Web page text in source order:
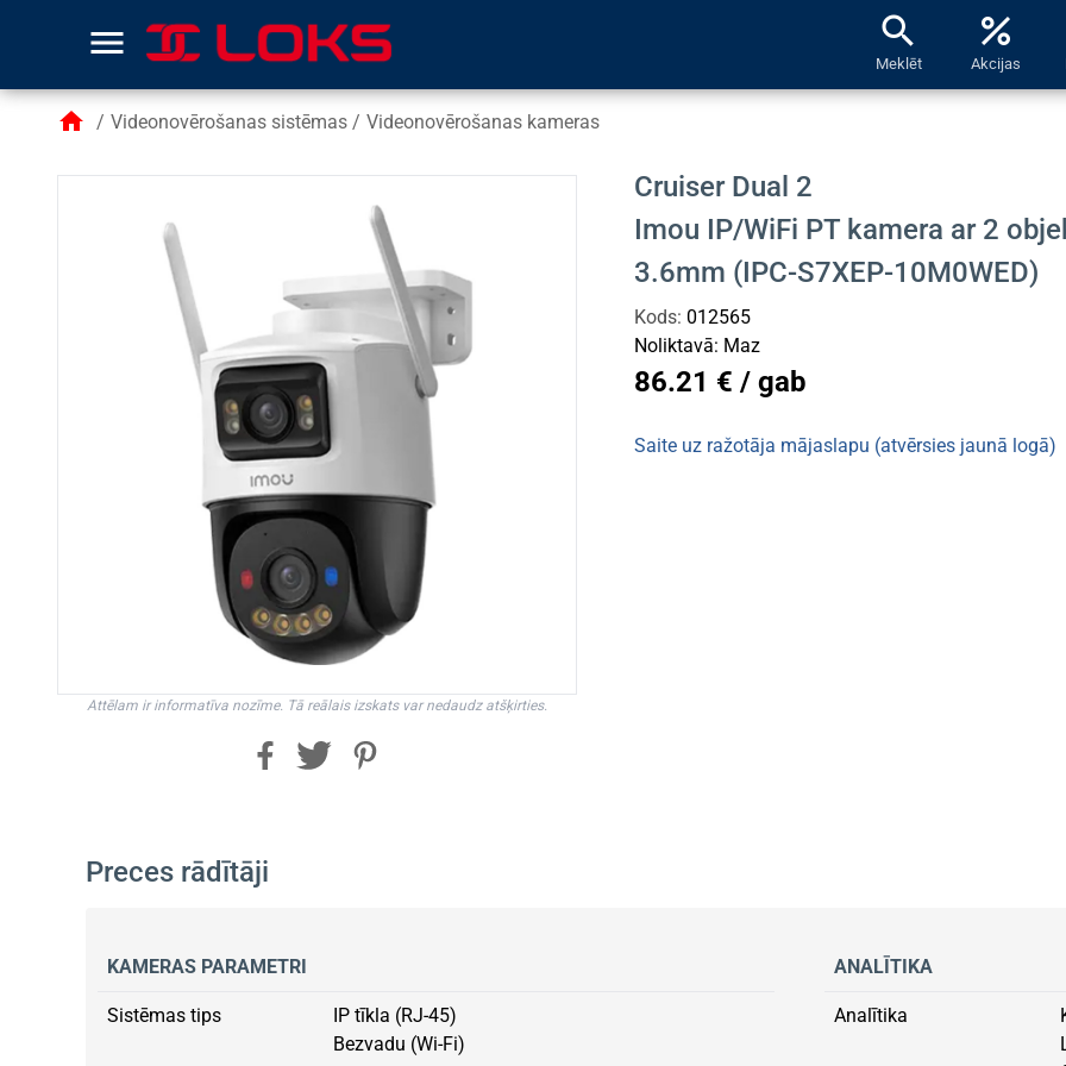
menu search
Meklēt
percent
Akcijas
home / Videonovērošanas sistēmas / Videonovērošanas kameras
Attēlam ir informatīva nozīme. Tā reālais izskats var nedaudz atšķirties.
Cruiser Dual 2
Imou IP/WiFi PT kamera ar 2
3.6mm (IPC-S7XEP-10M0WED)
Kods: 012565
Noliktavā: Maz
86.21 € / gab
Saite uz ražotāja mājaslapu (atvērsies jaunā logā)
Preces rādītāji
KAMERAS PARAMETRI
Sistēmas tips
IP tīkla (RJ-45)
Bezvadu (Wi-Fi)
ANALĪTIKA
Analītika